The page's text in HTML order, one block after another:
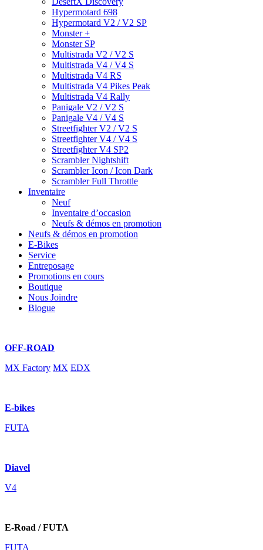
Hypermotard 698
Hypermotard V2 / V2 SP
Monster +
Monster SP
Multistrada V2 / V2 S
Multistrada V4 / V4 S
Multistrada V4 RS
Multistrada V4 Pikes Peak
Multistrada V4 Rally
Panigale V2 / V2 S
Panigale V4 / V4 S
Streetfighter V2 / V2 S
Streetfighter V4 / V4 S
Streetfighter V4 SP2
Scrambler Nightshift
Scrambler Icon / Icon Dark
Scrambler Full Throttle
Inventaire
Neuf
Inventaire d’occasion
Neufs & démos en promotion
Neufs & démos en promotion
E-Bikes
Service
Entreposage
Promotions en cours
Boutique
Nous Joindre
Blogue
OFF-ROAD
MX Factory MX EDX
E-bikes
FUTA
Diavel
V4
E-Road / FUTA
FUTA